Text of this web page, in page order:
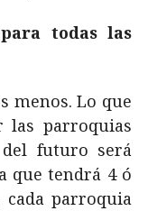
todas las
menos. Lo que
las parroquias
futuro será
que tendrá 4 ó
parroquia